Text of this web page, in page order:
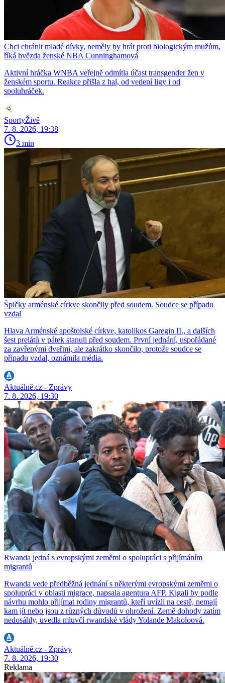
Chci chránit mladé dívky, neměly by hrát proti biologickým mužům,
říká hvězda ženské NBA Cunninghamová
Aktivní hráčka WNBA veřejně odmítla účast transgender žen v
ženském sportu. Reakce přišla z hal, od vedení ligy i od
spoluhráček.
SportyŽivě
7. 8. 2026, 19:38
3 min
Špičky arménské církve skončily před soudem. Soudce se případu
vzdal
Hlava Arménské apoštolské církve, katolikos Garegin II., a dalších
šest prelátů v pátek stanuli před soudem. První jednání, uspořádané
za zavřenými dveřmi, ale zakrátko skončilo, protože soudce se
případu vzdal, oznámila média.
Aktuálně.cz - Zprávy
7. 8. 2026, 19:30
Rwanda jedná s evropskými zeměmi o spolupráci s přijímáním
migrantů
Rwanda vede předběžná jednání s některými evropskými zeměmi o
spolupráci v oblasti migrace, napsala agentura AFP. Kigali by podle
návrhu mohlo přijímat rodiny migrantů, kteří uvízli na cestě, nemají
kam jít nebo jsou z různých důvodů v ohrožení. Země dohody zatím
nedosáhly, uvedla mluvčí rwandské vlády Yolande Makoloová.
Aktuálně.cz - Zprávy
7. 8. 2026, 19:30
Reklama